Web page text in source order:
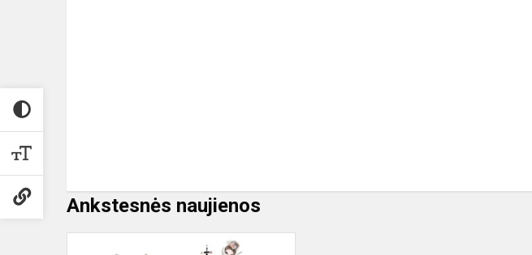
Ankstesnės naujienos